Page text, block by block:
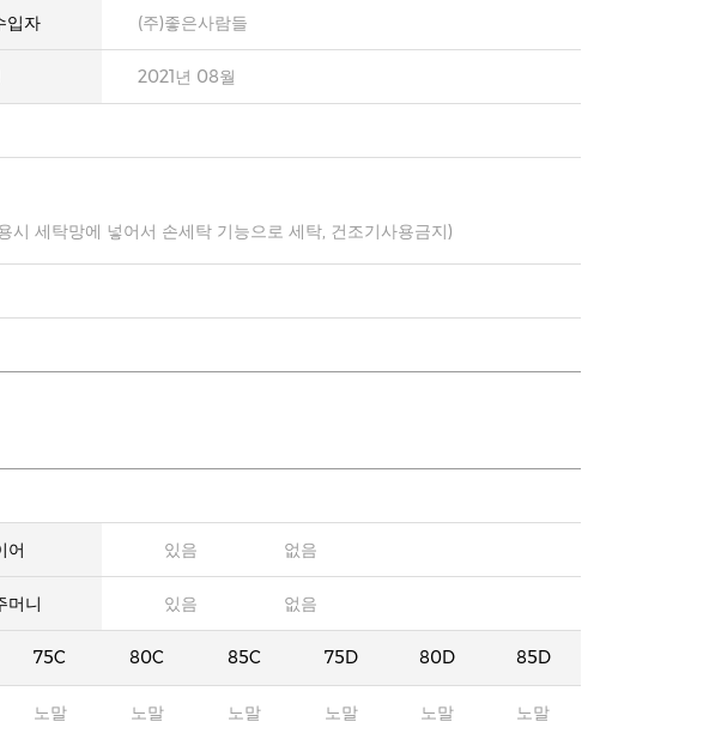
입자 (주)좋은사람들
2021년 08월
세탁망에 넣어서 손세탁 기능으로 세탁, 건조기사용금지)
어 있음 없음
머니 있음 없음
75C 80C 85C 75D 80D 85D
노말 노말 노말 노말 노말 노말